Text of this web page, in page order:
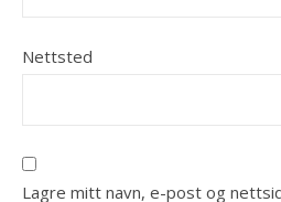
Nettsted
Lagre mitt navn, e-post og